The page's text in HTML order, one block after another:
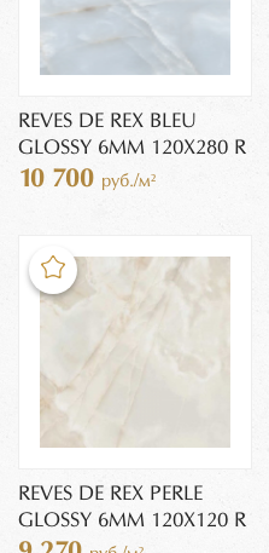
REVES DE REX BLEU
GLOSSY 6MM 120X280 R
10 700 руб./м²
REVES DE REX PERLE
GLOSSY 6MM 120X120 R